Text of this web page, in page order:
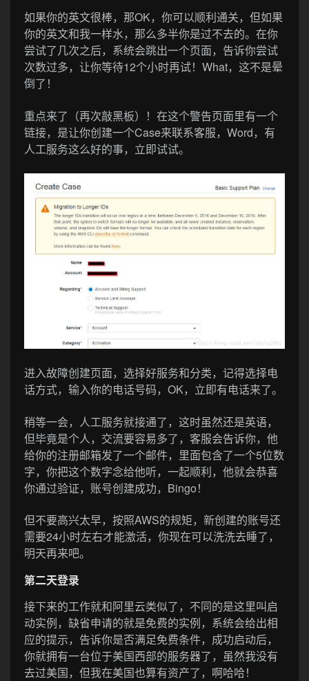
如果你的英文很棒，那OK，你可以顺利通关，但如果
你的英文和我一样水，那么多半你是过不去的。在你
尝试了几次之后，系统会跳出一个页面，告诉你尝试
次数过多，让你等待12个小时再试！What，这不是晕
倒了！
重点来了（再次敲黑板）！在这个警告页面里有一个
链接，是让你创建一个Case来联系客服，Word，有
人工服务这么好的事，立即试试。
进入故障创建页面，选择好服务和分类，记得选择电
话方式，输入你的电话号码，OK，立即有电话来了。
稍等一会，人工服务就接通了，这时虽然还是英语，
但毕竟是个人，交流要容易多了，客服会告诉你，他
给你的注册邮箱发了一个邮件，里面包含了一个5位数
字，你把这个数字念给他听，一起顺利，他就会恭喜
你通过验证，账号创建成功，Bingo！
但不要高兴太早，按照AWS的规矩，新创建的账号还
需要24小时左右才能激活，你现在可以洗洗去睡了，
明天再来吧。
第二天登录
接下来的工作就和阿里云类似了，不同的是这里叫启
动实例，缺省申请的就是免费的实例，系统会给出相
应的提示，告诉你是否满足免费条件，成功启动后，
你就拥有一台位于美国西部的服务器了，虽然我没有
去过美国，但我在美国也算有资产了，啊哈哈！